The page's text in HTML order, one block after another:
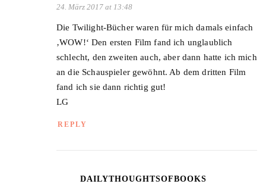
24. März 2017 at 13:48
Die Twilight-Bücher waren für mich damals einfach
‚WOW!‘ Den ersten Film fand ich unglaublich
schlecht, den zweiten auch, aber dann hatte ich mich
an die Schauspieler gewöhnt. Ab dem dritten Film
fand ich sie dann richtig gut!
LG
REPLY
DAILYTHOUGHTSOFBOOKS